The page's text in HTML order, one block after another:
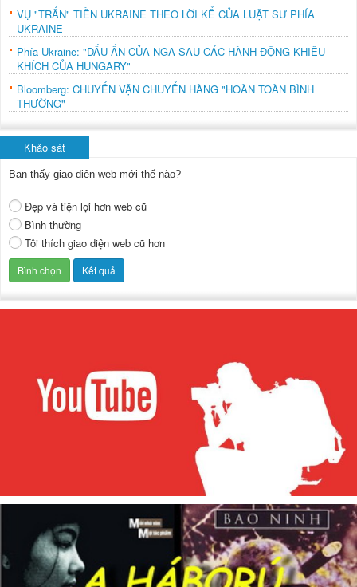
VỤ "TRẤN" TIỀN UKRAINE THEO LỜI KỂ CỦA LUẬT SƯ PHÍA
UKRAINE
Phía Ukraine: "DẤU ẤN CỦA NGA SAU CÁC HÀNH ĐỘNG KHIÊU
KHÍCH CỦA HUNGARY"
Bloomberg: CHUYẾN VẬN CHUYỂN HÀNG "HOÀN TOÀN BÌNH
THƯỜNG"
Khảo sát
Bạn thấy giao diện web mới thế nào?
Đẹp và tiện lợi hơn web cũ
Bình thường
Tôi thích giao diện web cũ hơn